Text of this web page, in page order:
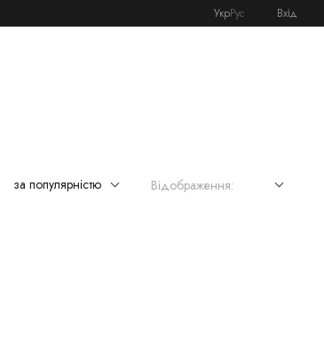
УкрРус Вхід
за популярністю Відображення: